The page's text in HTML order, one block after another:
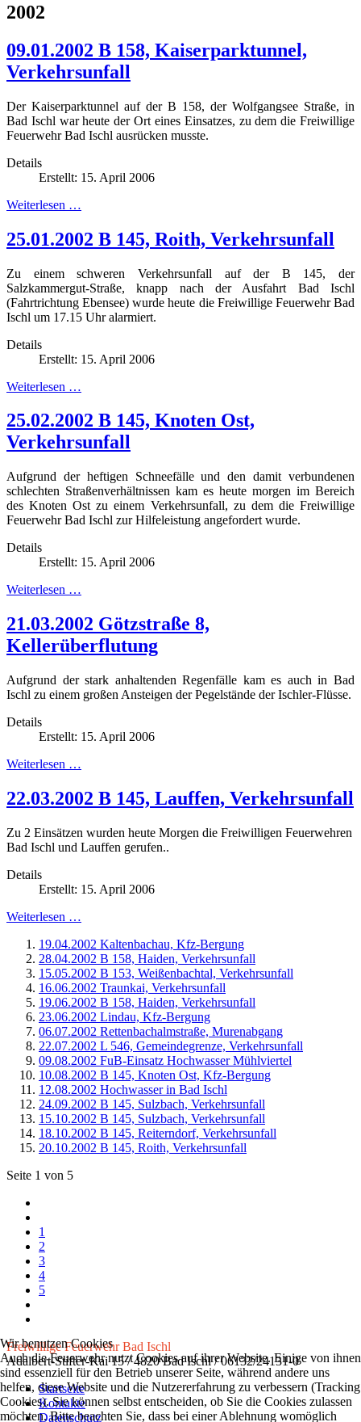
2002
09.01.2002 B 158, Kaiserparktunnel,
Verkehrsunfall
Der Kaiserparktunnel auf der B 158, der Wolfgangsee Straße, in
Bad Ischl war heute der Ort eines Einsatzes, zu dem die Freiwillige
Feuerwehr Bad Ischl ausrücken musste.
Details
Erstellt: 15. April 2006
Weiterlesen …
25.01.2002 B 145, Roith, Verkehrsunfall
Zu einem schweren Verkehrsunfall auf der B 145, der
Salzkammergut-Straße, knapp nach der Ausfahrt Bad Ischl
(Fahrtrichtung Ebensee) wurde heute die Freiwillige Feuerwehr Bad
Ischl um 17.15 Uhr alarmiert.
Details
Erstellt: 15. April 2006
Weiterlesen …
25.02.2002 B 145, Knoten Ost,
Verkehrsunfall
Aufgrund der heftigen Schneefälle und den damit verbundenen
schlechten Straßenverhältnissen kam es heute morgen im Bereich
des Knoten Ost zu einem Verkehrsunfall, zu dem die Freiwillige
Feuerwehr Bad Ischl zur Hilfeleistung angefordert wurde.
Details
Erstellt: 15. April 2006
Weiterlesen …
21.03.2002 Götzstraße 8,
Kellerüberflutung
Aufgrund der stark anhaltenden Regenfälle kam es auch in Bad
Ischl zu einem großen Ansteigen der Pegelstände der Ischler-Flüsse.
Details
Erstellt: 15. April 2006
Weiterlesen …
22.03.2002 B 145, Lauffen, Verkehrsunfall
Zu 2 Einsätzen wurden heute Morgen die Freiwilligen Feuerwehren
Bad Ischl und Lauffen gerufen..
Details
Erstellt: 15. April 2006
Weiterlesen …
19.04.2002 Kaltenbachau, Kfz-Bergung
28.04.2002 B 158, Haiden, Verkehrsunfall
15.05.2002 B 153, Weißenbachtal, Verkehrsunfall
16.06.2002 Traunkai, Verkehrsunfall
19.06.2002 B 158, Haiden, Verkehrsunfall
23.06.2002 Lindau, Kfz-Bergung
06.07.2002 Rettenbachalmstraße, Murenabgang
22.07.2002 L 546, Gemeindegrenze, Verkehrsunfall
09.08.2002 FuB-Einsatz Hochwasser Mühlviertel
10.08.2002 B 145, Knoten Ost, Kfz-Bergung
12.08.2002 Hochwasser in Bad Ischl
24.09.2002 B 145, Sulzbach, Verkehrsunfall
15.10.2002 B 145, Sulzbach, Verkehrsunfall
18.10.2002 B 145, Reiterndorf, Verkehrsunfall
20.10.2002 B 145, Roith, Verkehrsunfall
Seite 1 von 5
1
2
3
4
5
Freiwillige Feuerwehr Bad Ischl
Adalbert-Stifter-Kai 15 / 4820 Bad Ischl / 06132/24131-0
Startseite
Kontakte
Datenschutz
Wir benutzen Cookies
Auch die Feuerwehr nutzt Cookies auf ihrer Website. Einige von ihnen
sind essenziell für den Betrieb unserer Seite, während andere uns
helfen, diese Website und die Nutzererfahrung zu verbessern (Tracking
Cookies). Sie können selbst entscheiden, ob Sie die Cookies zulassen
möchten. Bitte beachten Sie, dass bei einer Ablehnung womöglich